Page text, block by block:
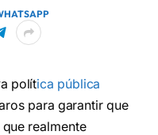
política pública
para garantir que
realmente